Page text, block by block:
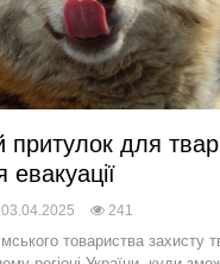
притулок для
евакуації
03.04.2025 241
товариства захисту